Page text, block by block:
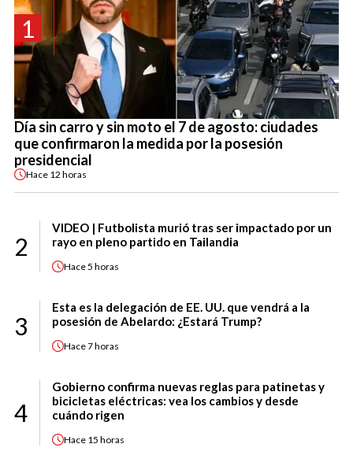
1
Día sin carro y sin moto el 7 de agosto: ciudades
que confirmaron la medida por la posesión
presidencial
Hace 12 horas
2
VIDEO | Futbolista murió tras ser impactado por un
rayo en pleno partido en Tailandia
Hace5 horas
3
Esta es la delegación de EE. UU. que vendrá a la
posesión de Abelardo: ¿Estará Trump?
Hace7 horas
4
Gobierno confirma nuevas reglas para patinetas y
bicicletas eléctricas: vea los cambios y desde
cuándo rigen
Hace 15 horas